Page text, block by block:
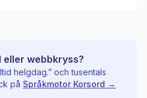
eller webbkryss?
helgdag.” och tusentals
på Språkmotor Korsord →